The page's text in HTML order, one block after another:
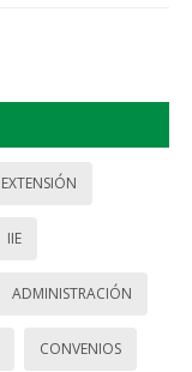
EXTENSIÓN
IIE
ADMINISTRACIÓN
CONVENIOS